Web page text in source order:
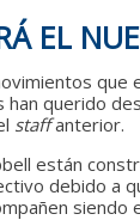
EL
que
han querido
staffanterior.
están
debido a
siendo